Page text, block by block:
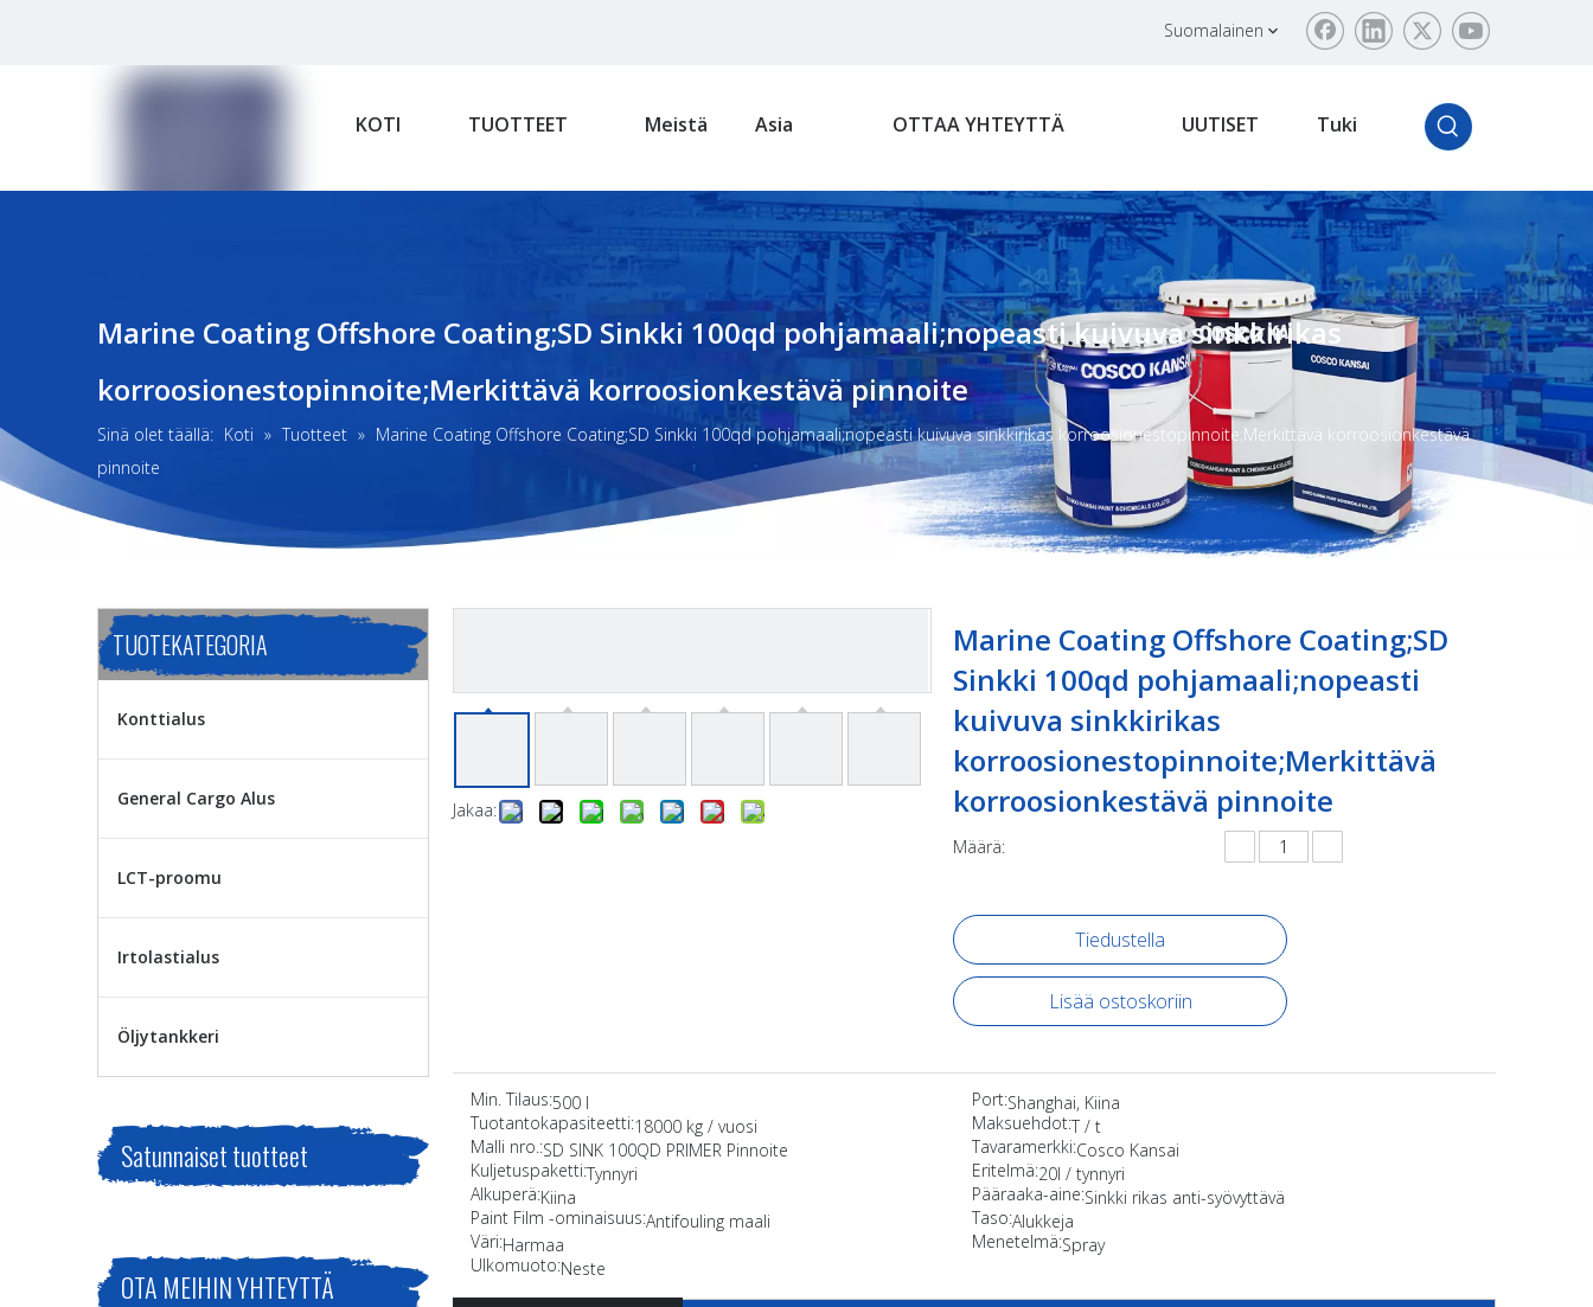
Suomalainen
KOTI TUOTTEET Meistä Asia OTTAA YHTEYTTÄ UUTISET Tuki
Marine Coating Offshore Coating;SD Sinkki 100qd pohjamaali;nopeasti kuivuva sinkkirikas
korroosionestopinnoite;Merkittävä korroosionkestävä pinnoite
Sinä olet täällä: Koti » Tuotteet » Marine Coating Offshore Coating;SD Sinkki 100qd pohjamaali;nopeasti kuivuva sinkkirikas korroosionestopinnoite;Merkittävä korroosionkestävä
pinnoite
TUOTEKATEGORIA
Konttialus
General Cargo Alus
LCT-proomu
Irtolastialus
Öljytankkeri
Satunnaiset tuotteet
OTA MEIHIN YHTEYTTÄ
Jakaa:
Marine Coating Offshore Coating;SD
Sinkki 100qd pohjamaali;nopeasti
kuivuva sinkkirikas
korroosionestopinnoite;Merkittävä
korroosionkestävä pinnoite
Määrä:
Tiedustella
Lisää ostoskoriin
Min. Tilaus:500 l Port:Shanghai, Kiina
Tuotantokapasiteetti:18000 kg / vuosi Maksuehdot:T / t
Malli nro.:SD SINK 100QD PRIMER Pinnoite Tavaramerkki:Cosco Kansai
Kuljetuspaketti:Tynnyri Eritelmä:20l / tynnyri
Alkuperä:Kiina Pääraaka-aine:Sinkki rikas anti-syövyttävä
Paint Film -ominaisuus:Antifouling maali Taso:Alukkeja
Väri:Harmaa Menetelmä:Spray
Ulkomuoto:Neste